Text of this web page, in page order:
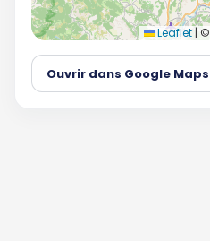
Leaflet | ©
Ouvrir dans Google Maps